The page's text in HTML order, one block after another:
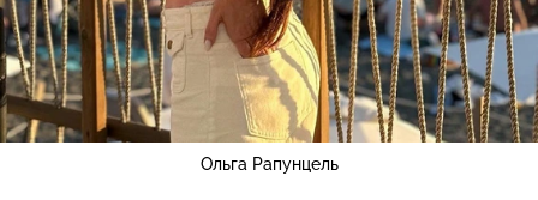
Ольга Рапунцель